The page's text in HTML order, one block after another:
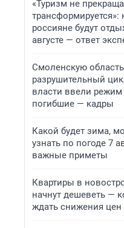
«Туризм не
трансформируется»:
россияне будут
августе — ответ
Смоленскую
разрушительный
власти ввели режим
погибшие — кадры
Какой будет зима,
узнать по погоде 7
важные приметы
Квартиры в
начнут дешеветь —
ждать снижения цен